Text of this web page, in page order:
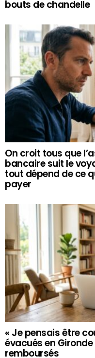
bouts de chandelle
On croit tous que
bancaire suit le
tout dépend de ce
payer
« Je pensais être
évacués en
remboursés